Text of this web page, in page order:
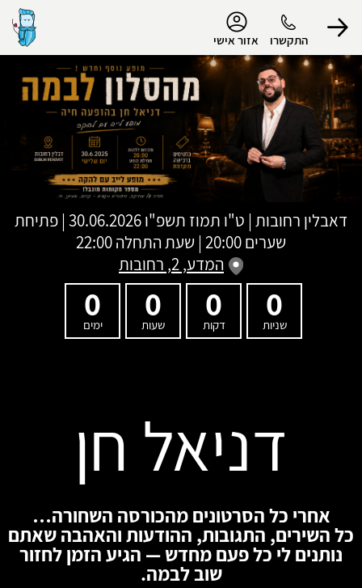
התקשרו אזור אישי
הפרופיל שלי
התנתק
דאבלין רחובות | ט"ו תמוז תשפ"ו
30.06.2026 | פתיחת
שערים 20:00 | שעת התחלה 22:00
המדע, 2, רחובות
0
שניות
0
דקות
0
שעות
0
ימים
דניאל חן
אחרי כל הסרטונים מהכורסה השחורה…
כל השירים, התגובות, ההודעות והאהבה שאתם
נותנים לי כל פעם מחדש — הגיע הזמן לחזור
שוב לבמה.